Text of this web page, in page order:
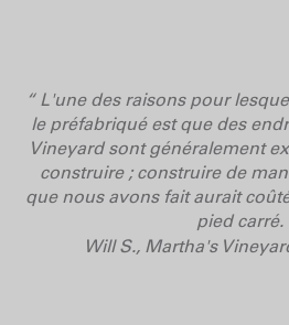
“ L'une des raisons pour
le préfabriqué est que des
Vineyard sont généralement
construire ; construire de
que nous avons fait aurait
pied carré.
Will S., Martha's